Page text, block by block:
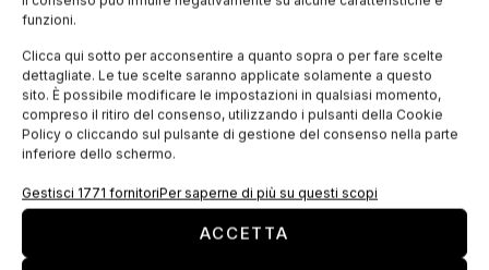
funzioni.
Clicca qui sotto per acconsentire a quanto sopra o per fare scelte
dettagliate. Le tue scelte saranno applicate solamente a questo
sito. È possibile modificare le impostazioni in qualsiasi momento,
compreso il ritiro del consenso, utilizzando i pulsanti della Cookie
Policy o cliccando sul pulsante di gestione del consenso nella parte
inferiore dello schermo.
Gestisci 1771 fornitoriPer saperne di più su questi scopi
ACCETTA